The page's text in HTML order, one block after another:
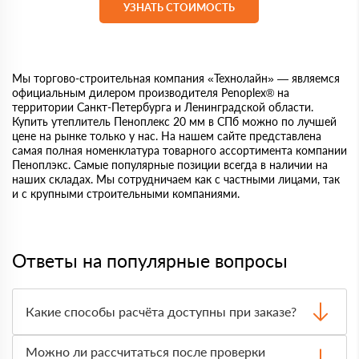
УЗНАТЬ СТОИМОСТЬ
Мы торгово-строительная компания «Технолайн» — являемся
официальным дилером производителя Penoplex® на
территории Санкт-Петербурга и Ленинградской области.
Купить утеплитель Пеноплекс 20 мм в СПб можно по лучшей
цене на рынке только у нас. На нашем сайте представлена
самая полная номенклатура товарного ассортимента компании
Пеноплэкс. Самые популярные позиции всегда в наличии на
наших складах. Мы сотрудничаем как с частными лицами, так
и с крупными строительными компаниями.
Ответы на популярные вопросы
Какие способы расчёта доступны при заказе?
счёту. Точный формат оплаты менеджер согласует с
Можно ли рассчитаться после проверки